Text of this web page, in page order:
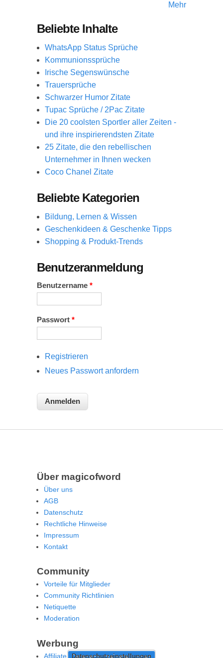
Datenschutzeinstellungen
Mehr
Beliebte Inhalte
WhatsApp Status Sprüche
Kommunionssprüche
Irische Segenswünsche
Trauersprüche
Schwarzer Humor Zitate
Tupac Sprüche / 2Pac Zitate
Die 20 coolsten Sportler aller Zeiten -
und ihre inspirierendsten Zitate
25 Zitate, die den rebellischen
Unternehmer in Ihnen wecken
Coco Chanel Zitate
Beliebte Kategorien
Bildung, Lernen & Wissen
Geschenkideen & Geschenke Tipps
Shopping & Produkt-Trends
Benutzeranmeldung
Benutzername *
Passwort *
Registrieren
Neues Passwort anfordern
Über magicofword
Über uns
AGB
Datenschutz
Rechtliche Hinweise
Impressum
Kontakt
Community
Vorteile für Mitglieder
Community Richtlinien
Netiquette
Moderation
Werbung
Affiliate Offenlegung